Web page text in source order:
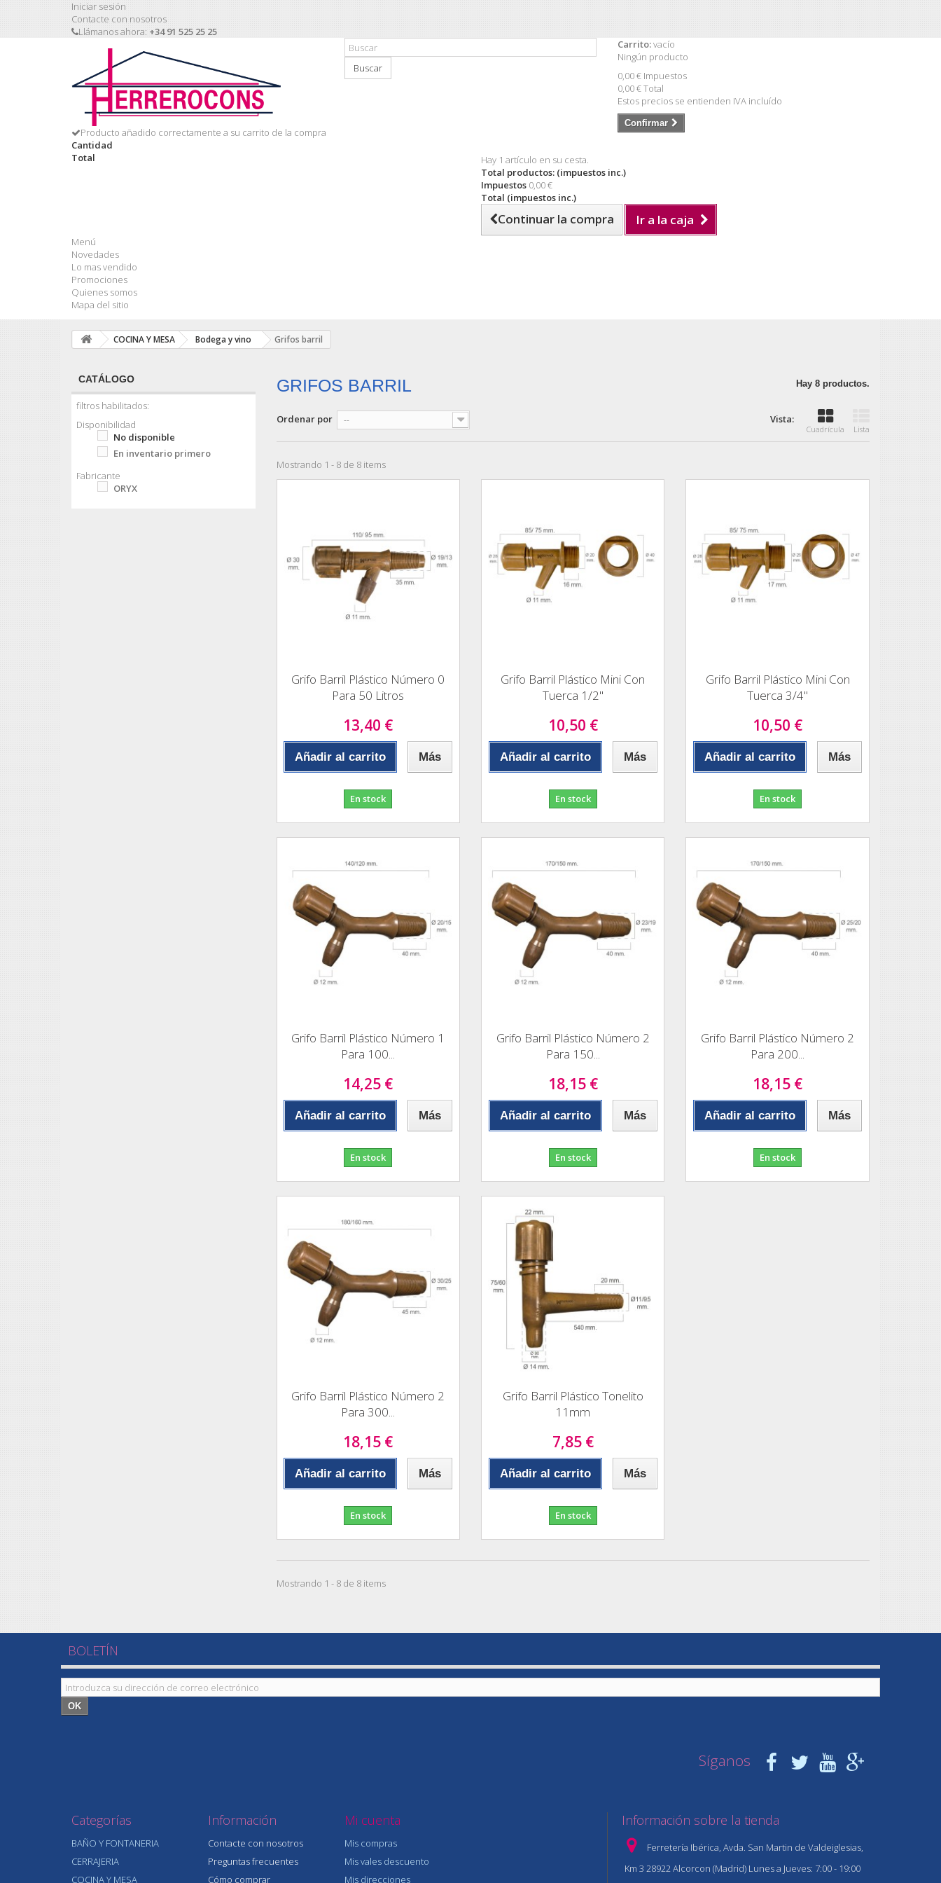
Iniciar sesión
Contacte con nosotros
Llámanos ahora: +34 91 525 25 25
Buscar
Carrito:vacío
Ningún producto
0,00 € Impuestos
0,00 €Total
Estos precios se entienden IVA incluído
Confirmar
Producto añadido correctamente a su carrito de la compra
Cantidad
Total
Hay 1 artículo en su cesta.
Total productos: (impuestos inc.)
Impuestos 0,00 €
Total (impuestos inc.)
Continuar la compra Ir a la caja
Menú
Novedades
Lo mas vendido
Promociones
Quienes somos
Mapa del sitio
COCINA Y MESA Bodega y vino Grifos barril
CATÁLOGO
filtros habilitados:
Disponibilidad
No disponible
En inventario primero
Fabricante
ORYX
GRIFOS BARRIL Hay 8 productos.
Vista:
Cuadrícula Lista
Ordenar por --
Mostrando 1 - 8 de 8 items
Grifo Barril Plástico Número 0
Para 50 Litros
13,40 €
Añadir al carrito Más
En stock
Grifo Barril Plástico Mini Con
Tuerca 1/2"
10,50 €
Añadir al carrito Más
En stock
Grifo Barril Plástico Mini Con
Tuerca 3/4"
10,50 €
Añadir al carrito Más
En stock
Grifo Barril Plástico Número 1
Para 100...
14,25 €
Añadir al carrito Más
En stock
Grifo Barril Plástico Número 2
Para 150...
18,15 €
Añadir al carrito Más
En stock
Grifo Barril Plástico Número 2
Para 200...
18,15 €
Añadir al carrito Más
En stock
Grifo Barril Plástico Número 2
Para 300...
18,15 €
Añadir al carrito Más
En stock
Grifo Barril Plástico Tonelito
11mm
7,85 €
Añadir al carrito Más
En stock
Mostrando 1 - 8 de 8 items
BOLETÍN
OK
Síganos
Categorías
BAÑO Y FONTANERIA
CERRAJERIA
COCINA Y MESA
Información
Contacte con nosotros
Preguntas frecuentes
Cómo comprar
Mi cuenta
Mis compras
Mis vales descuento
Mis direcciones
Información sobre la tienda
Ferretería Ibérica, Avda. San Martin de Valdeiglesias,
Km 3 28922 Alcorcon (Madrid) Lunes a Jueves: 7:00 - 19:00